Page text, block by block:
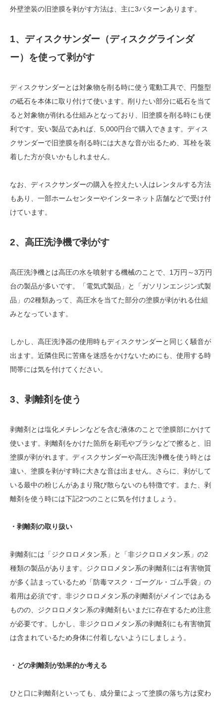
外壁塗装の旧塗膜を剥がす方法は、主に3パターンあります。
1、ディスクサンダー（ディスクグラインダ
ー）を使って剥がす
ディスクサンダーとは対象物を削る時に使う電動工具で、円盤型
の砥石を本体に取り付けて使います。削りたい部分に砥石を当て
ると対象物が削れる仕組みとなっており、旧塗膜を削る時にも便
利です。安い製品であれば、5,000円台で購入できます。ディス
クサンダーで旧塗膜を削る時には大きな音が出るため、耳栓を装
着した方が良いかもしれません。
なお、ディスクサンダーの購入を控えたい人はレンタルする方法
もあり、一部ホームセンターやインターネット店舗などで受け付
けています。
2、高圧洗浄機で剥がす
高圧洗浄機とは高圧の水を噴射する機械のことで、1万円～3万円
台の製品が多いです。「電気式製品」と「ガソリンエンジン式製
品」の2種類あって、高圧水を当てた部分の塗膜が剥がれる仕組
みとなっています。
しかし、高圧洗浄器の使用時もディスクサンダーと同じく騒音が
出ます。近隣住民に苦痛を迷惑をかけないためにも、使用する時
間帯には気を付けてください。
3、剥離剤を使う
剥離剤とは塩化メチレンなどを含む液体のことで塗膜部にかけて
使います。剥離剤をかけた箇所を刷毛やブラシなどで擦ると、旧
塗膜が剥がれます。ディスクサンダーや高圧洗浄機を使う時とは
違い、塗膜を剥がす時に大きな音は出ません。さらに、剥がして
いる最中の粉じんがあまり飛び散らないのも特徴です。また、剥
離剤を使う時には下記2つのことに気を付けましょう。
・剥離剤の取り扱い
剥離剤には「ジクロロメタン系」と「非ジクロロメタン系」の2
種類の製品があります。ジクロロメタン系の剥離剤には有害物質
が多く詰まっているため「防毒マスク・ゴーグル・ゴム手袋」の
着用は必須です。非ジクロロメタン系の剥離剤がメインではある
ものの、ジクロロメタン系の剥離剤もいまだに存在するため注意
が必要です。しかし、非ジクロロメタン系の剥離剤にも有害物質
は含まれているため身体に付着しないようにしましょう。
・どの剥離剤が効果的か考える
ひと口に剥離剤といっても、成分量によって塗膜の落ち方は変わ